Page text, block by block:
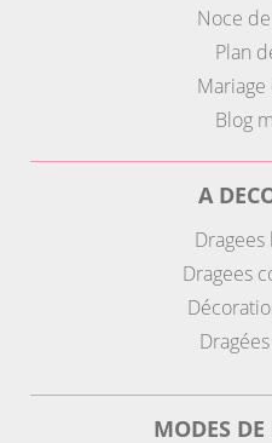
Noce
Plan
Blog
A
Dragees
MODES